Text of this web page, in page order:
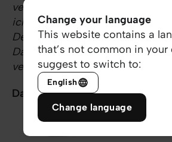
vertrauen, dass der Tag
ich erkennen werde, dass es
Der Tag, an dem ich den
Danke, dass du mich segnen
vertraue dir! Amen!”
Danke für dich!
Change your language
This website contains a
that’s not common in your
suggest to switch to:
English
Change language